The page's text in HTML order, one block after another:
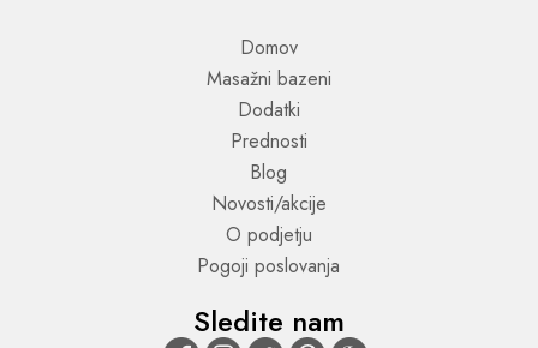
Domov
Masažni bazeni
Dodatki
Prednosti
Blog
Novosti/akcije
O podjetju
Pogoji poslovanja
Sledite nam